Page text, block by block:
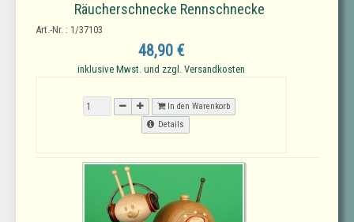
Räucherschnecke Rennschnecke
Art.-Nr. : 1/37103
48,90 €
inklusive Mwst. und zzgl. Versandkosten
In den Warenkorb
Details